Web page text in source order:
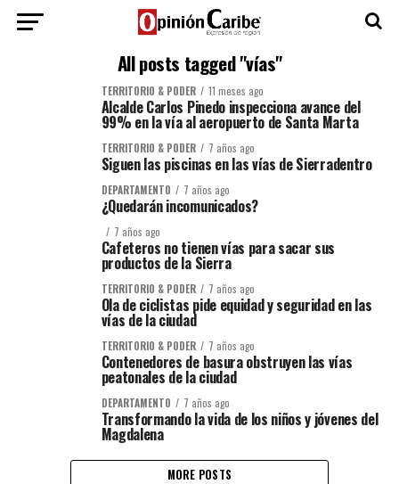
All posts tagged "vías"
TERRITORIO & PODER 11 meses ago
Alcalde Carlos Pinedo inspecciona avance del
99% en la vía al aeropuerto de Santa Marta
TERRITORIO & PODER 7 años ago
Siguen las piscinas en las vías de Sierradentro
DEPARTAMENTO 7 años ago
¿Quedarán incomunicados?
7 años ago
Cafeteros no tienen vías para sacar sus
productos de la Sierra
TERRITORIO & PODER 7 años ago
Ola de ciclistas pide equidad y seguridad en las
vías de la ciudad
TERRITORIO & PODER 7 años ago
Contenedores de basura obstruyen las vías
peatonales de la ciudad
DEPARTAMENTO 7 años ago
Transformando la vida de los niños y jóvenes del
Magdalena
MORE POSTS